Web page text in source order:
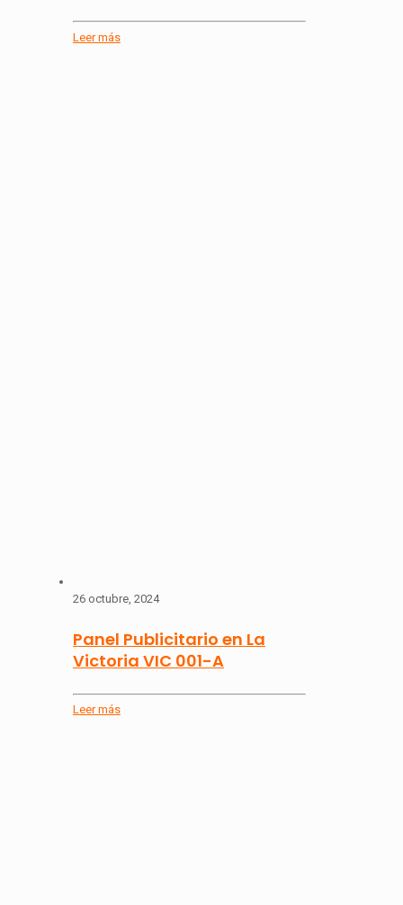
Leer más
26 octubre, 2024
Panel Publicitario en La
Victoria VIC 001-A
Leer más